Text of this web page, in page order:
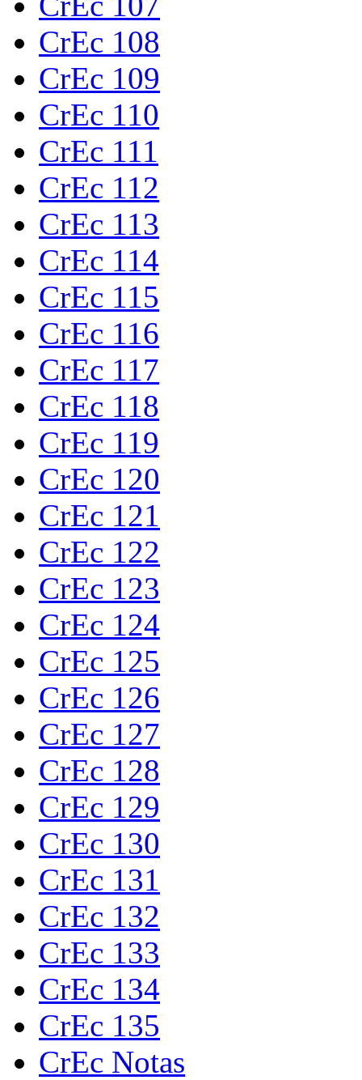
CrEc 108
CrEc 109
CrEc 110
CrEc 111
CrEc 112
CrEc 113
CrEc 114
CrEc 115
CrEc 116
CrEc 117
CrEc 118
CrEc 119
CrEc 120
CrEc 121
CrEc 122
CrEc 123
CrEc 124
CrEc 125
CrEc 126
CrEc 127
CrEc 128
CrEc 129
CrEc 130
CrEc 131
CrEc 132
CrEc 133
CrEc 134
CrEc 135
CrEc Notas